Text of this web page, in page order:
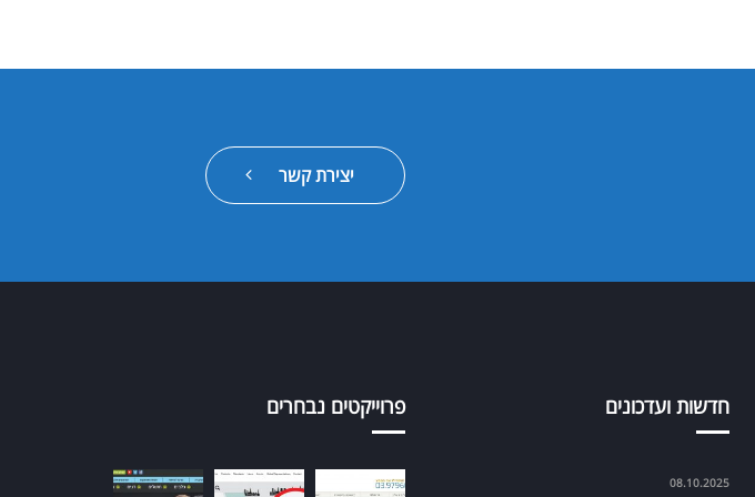
יצירת קשר
חדשות ועדכונים
08.10.2025
פרוייקטים נבחרים